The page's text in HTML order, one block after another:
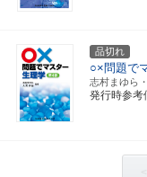
品切れ
○×問題で
志村まゆら
発行時参考